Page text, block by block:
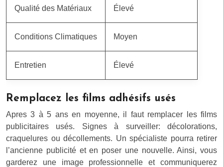
Qualité des Matériaux Élevé
Conditions Climatiques Moyen
Entretien Élevé
Remplacez les films adhésifs usés
Apres 3 à 5 ans en moyenne, il faut remplacer les films
publicitaires usés. Signes à surveiller: décolorations,
craquelures ou décollements. Un spécialiste pourra retirer
l’ancienne publicité et en poser une nouvelle. Ainsi, vous
garderez une image professionnelle et communiquerez